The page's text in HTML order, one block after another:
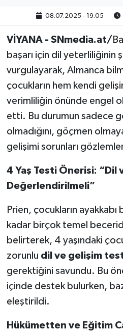
08.07.2025 - 19:05
VİYANA - SNmedia.at/
başarı için dil yeterliliğinin
vurgulayarak, Almanca
çocukların hem kendi
verimliliğin önünde engel
etti. Bu durumun sadece
olmadığını, göçmen
gelişimi sorunları
4 Yaş Testi Önerisi: “Dil
Değerlendirilmeli”
Prien, çocukların
kadar birçok temel
belirterek, 4 yaşındaki
zorunlu dil ve gelişim
gerektiğini savundu. Bu
içinde destek bulurken,
eleştirildi.
Hükümetten ve Eğitim